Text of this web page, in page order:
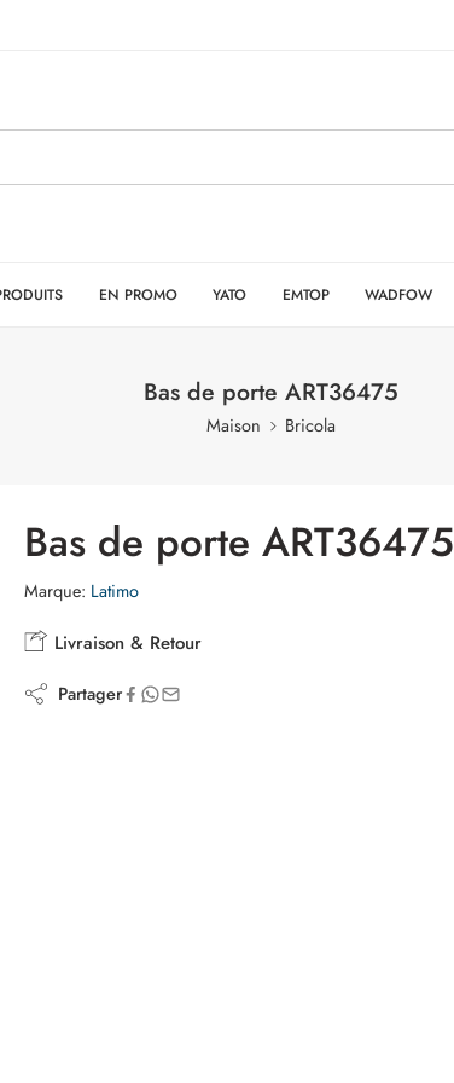
EN PROMO YATO EMTOP WADFOW
Bas de porte ART36475
Maison Bricola
Bas de porte ART36475
Marque: Latimo
Livraison & Retour
Partager